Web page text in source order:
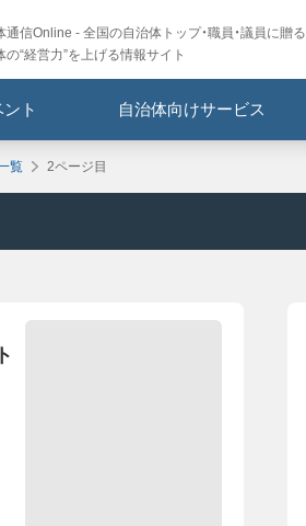
通信Online - 全国の自治体トップ・職員・議員に贈る
の“経営力”を上げる情報サイト
ト 自治体向けサービス
覧 2ページ目